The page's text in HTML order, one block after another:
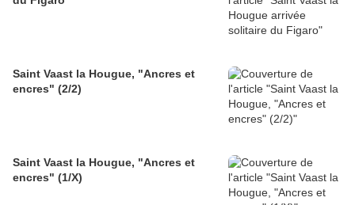
Saint Vaast la Hougue, "Ancres et
encres" (2/2)
Saint Vaast la Hougue, "Ancres et
encres" (1/X)